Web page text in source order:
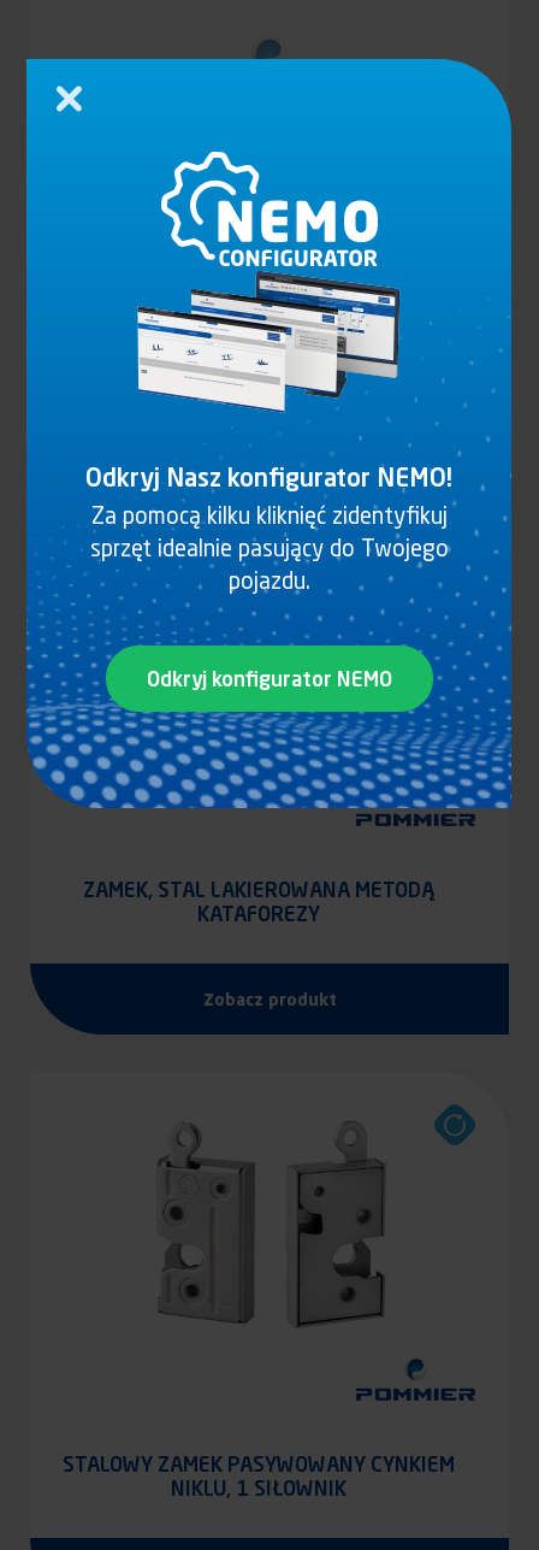
OSŁONA ZACZEPU, STAL
Zobacz produkt
ZAMEK, STAL LAKIEROWANA METODĄ
KATAFOREZY
Zobacz produkt
STALOWY ZAMEK PASYWOWANY CYNKIEM
NIKLU, 1 SIŁOWNIK
Odkryj Nasz konfigurator NEMO!
Za pomocą kilku kliknięć zidentyfikuj
sprzęt idealnie pasujący do Twojego
pojazdu.
Odkryj konfigurator NEMO